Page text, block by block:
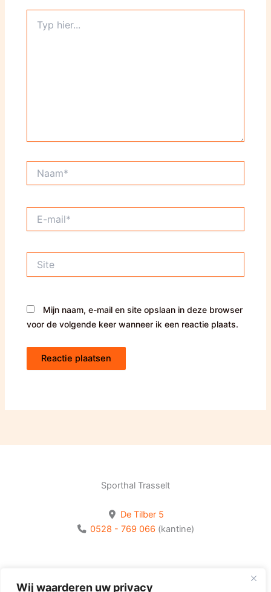
Wij waarderen uw privacy
hier...
mail*
Mijn naam, e-mail en site opslaan in deze browser
voor de volgende keer wanneer ik een reactie plaats.
Sporthal Trasselt
De Tilber 5
0528 - 769 066 (kantine)